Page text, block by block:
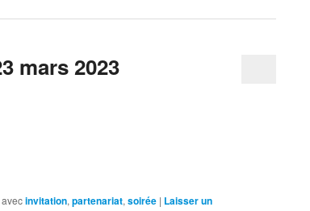
mars 2023
invitation,partenariat,soirée | Laisser un